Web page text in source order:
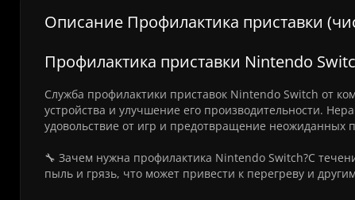
Описание Профилактика приставки
Профилактика приставки Nintendo
Служба профилактики приставок Nintendo Switch от
устройства и улучшение его производительности.
удовольствие от игр и предотвращение неожиданных
🔧 Зачем нужна профилактика Nintendo Switch?С
пыль и грязь, что может привести к перегреву и